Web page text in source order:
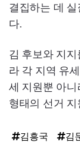
결집하는 데
다.
김 후보와 지
라 각 지역 유
세 지원뿐 아니
형태의 선거
김흥국 김